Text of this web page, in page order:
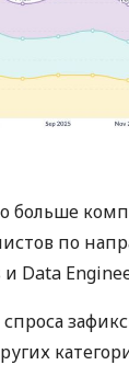
больше
по
Data